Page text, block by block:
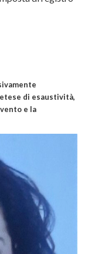
di esaustività,
e la